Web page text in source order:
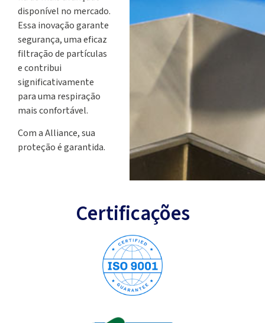
disponível no mercado.
Essa inovação garante
segurança, uma eficaz
filtração de partículas
e contribui
significativamente
para uma respiração
mais confortável.
Com a Alliance, sua
proteção é garantida.
Certificações